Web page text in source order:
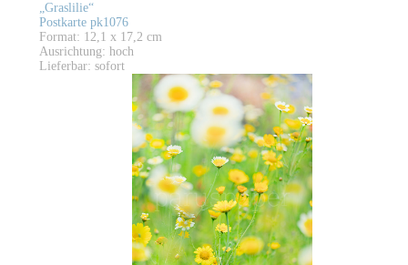
„Graslilie“
Postkarte pk1076
Format: 12,1 x 17,2 cm
Ausrichtung: hoch
Lieferbar: sofort